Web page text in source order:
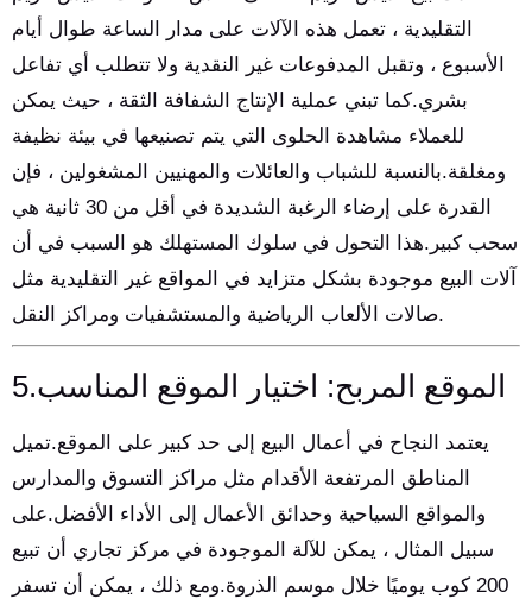
التقليدية ، تعمل هذه الآلات على مدار الساعة طوال أيام
الأسبوع ، وتقبل المدفوعات غير النقدية ولا تتطلب أي تفاعل
بشري.كما تبني عملية الإنتاج الشفافة الثقة ، حيث يمكن
للعملاء مشاهدة الحلوى التي يتم تصنيعها في بيئة نظيفة
ومغلقة.بالنسبة للشباب والعائلات والمهنيين المشغولين ، فإن
القدرة على إرضاء الرغبة الشديدة في أقل من 30 ثانية هي
سحب كبير.هذا التحول في سلوك المستهلك هو السبب في أن
آلات البيع موجودة بشكل متزايد في المواقع غير التقليدية مثل
صالات الألعاب الرياضية والمستشفيات ومراكز النقل.
5.الموقع المربح: اختيار الموقع المناسب
يعتمد النجاح في أعمال البيع إلى حد كبير على الموقع.تميل
المناطق المرتفعة الأقدام مثل مراكز التسوق والمدارس
والمواقع السياحية وحدائق الأعمال إلى الأداء الأفضل.على
سبيل المثال ، يمكن للآلة الموجودة في مركز تجاري أن تبيع
200 كوب يوميًا خلال موسم الذروة.ومع ذلك ، يمكن أن تسفر